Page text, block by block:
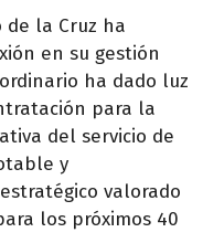
de la Cruz ha
en su gestión
ha dado luz
para la
del servicio de
y
valorado
los próximos 40